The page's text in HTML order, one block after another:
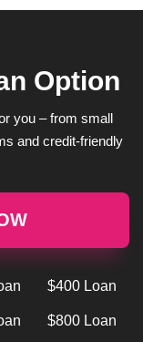
Option
you – from small
and credit-friendly
$400 Loan
$800 Loan